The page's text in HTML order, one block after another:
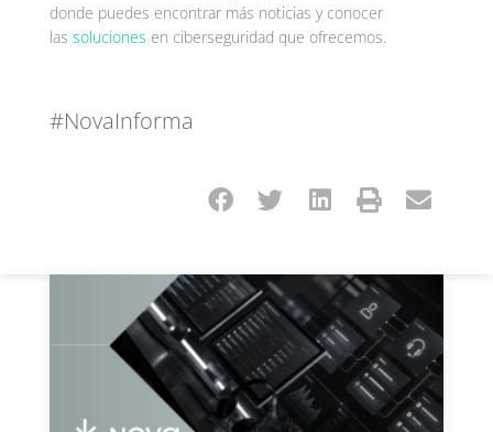
donde puedes encontrar más noticias y conocer
las soluciones en ciberseguridad que ofrecemos.
#NovaInforma